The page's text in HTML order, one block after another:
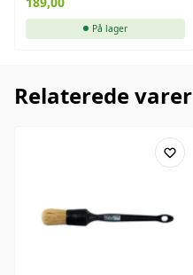
På lager
Relaterede varer